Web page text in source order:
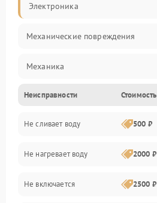
Электроника
Механические повреждения
Механика
Управление
Электропитание
Датчики
Нагрев
Неисправности Стоимость
Не сливает воду 500 ₽
Не нагревает воду 2000 ₽
Не включается 2500 ₽